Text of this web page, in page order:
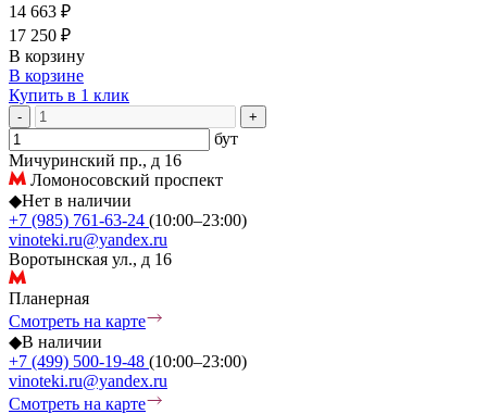
14 663 ₽
17 250 ₽
В корзину
В корзине
Купить в 1 клик
- +
бут
Мичуринский пр., д 16
Ломоносовский проспект
◆Нет в наличии
+7 (985) 761-63-24 (10:00–23:00)
vinoteki.ru@yandex.ru
Воротынская ул., д 16
Планерная
Смотреть на карте
◆В наличии
+7 (499) 500-19-48 (10:00–23:00)
vinoteki.ru@yandex.ru
Смотреть на карте